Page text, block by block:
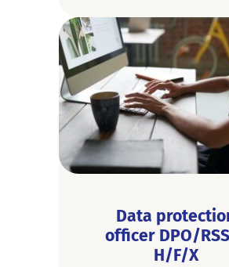
Data
officer DPO/
H/F/X